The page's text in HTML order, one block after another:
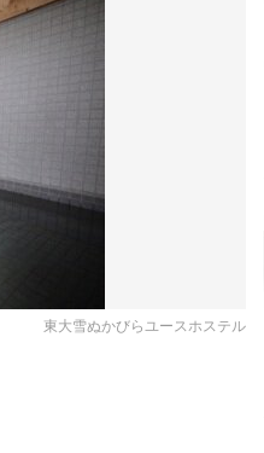
東大雪ぬかびらユースホステル